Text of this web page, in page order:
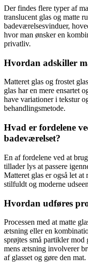
Der findes flere typer af
translucent glas og matte
badeværelsesvinduer,
hvor man ønsker en
privatliv.
Hvordan adskiller
Matteret glas og frostet
glas har en mere ensartet
have variationer i tekstur
behandlingsmetode.
Hvad er fordelene
badeværelset?
En af fordelene ved at
tillader lys at passere
Matteret glas er også let
stilfuldt og moderne
Hvordan udføres
Processen med at matte
ætsning eller en
sprøjtes små partikler mod
mens ætsning involverer
af glasset og gøre den mat.